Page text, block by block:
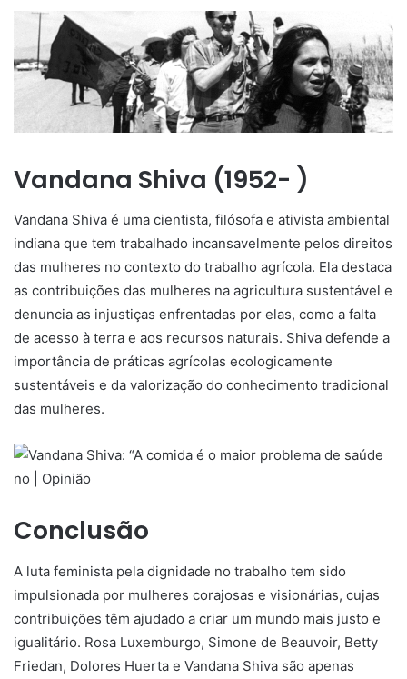
Vandana Shiva (1952- )
Vandana Shiva é uma cientista, filósofa e ativista ambiental
indiana que tem trabalhado incansavelmente pelos direitos
das mulheres no contexto do trabalho agrícola. Ela destaca
as contribuições das mulheres na agricultura sustentável e
denuncia as injustiças enfrentadas por elas, como a falta
de acesso à terra e aos recursos naturais. Shiva defende a
importância de práticas agrícolas ecologicamente
sustentáveis e da valorização do conhecimento tradicional
das mulheres.
Conclusão
A luta feminista pela dignidade no trabalho tem sido
impulsionada por mulheres corajosas e visionárias, cujas
contribuições têm ajudado a criar um mundo mais justo e
igualitário. Rosa Luxemburgo, Simone de Beauvoir, Betty
Friedan, Dolores Huerta e Vandana Shiva são apenas